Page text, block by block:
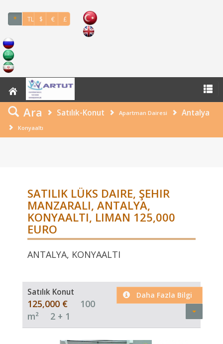
* TL $ € £
Ara Satılık-Konut Apartman Dairesi Antalya
Konyaaltı
SATILIK LÜKS DAIRE, ŞEHIR
MANZARALI, ANTALYA,
KONYAALTI, LIMAN 125,000
EURO
ANTALYA, KONYAALTI
Satılık Konut
125,000 €
100
m²
2 + 1
Daha Fazla Bilgi